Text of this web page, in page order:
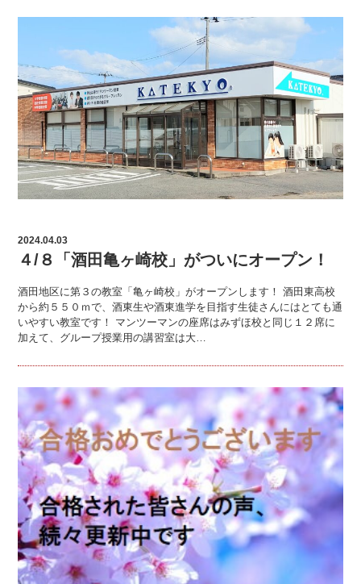
2024.04.03
４/８「酒田亀ヶ崎校」がついにオープン！
酒田地区に第３の教室「亀ヶ崎校」がオープンします！ 酒田東高校
から約５５０ｍで、酒東生や酒東進学を目指す生徒さんにはとても通
いやすい教室です！ マンツーマンの座席はみずほ校と同じ１２席に
加えて、グループ授業用の講習室は大…